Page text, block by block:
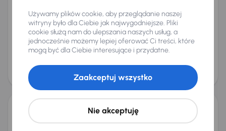
1.2 PureTech Klima Tempomat
Parktronic
+1 kolejnych
Miesięczna rata
od 143 zł
Cena promocyjna
23 000 zł
24 000 zł
Peugeot 2008
Używamy plików cookie, aby przeglądanie naszej
witryny było dla Ciebie jak najwygodniejsze. Pliki
cookie służą nam do ulepszania naszych usług, a
jednocześnie możemy lepiej oferować Ci treści, które
mogą być dla Ciebie interesujące i przydatne.
Nie akceptuję
Zaakceptuj wszystko